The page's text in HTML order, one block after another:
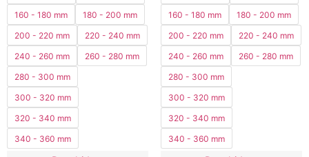
160 - 180 mm
180 - 200 mm
200 - 220 mm
220 - 240 mm
240 - 260 mm
260 - 280 mm
280 - 300 mm
300 - 320 mm
320 - 340 mm
340 - 360 mm
160 - 180 mm
180 - 200 mm
200 - 220 mm
220 - 240 mm
240 - 260 mm
260 - 280 mm
280 - 300 mm
300 - 320 mm
320 - 340 mm
340 - 360 mm